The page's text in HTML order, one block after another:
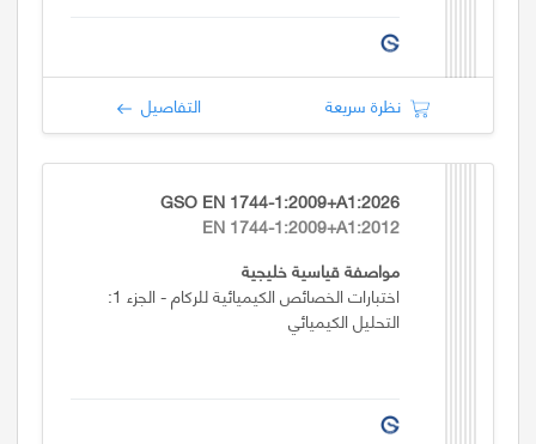
نظرة سريعة التفاصيل
GSO EN 1744-1:2009+A1:2026
EN 1744-1:2009+A1:2012
مواصفة قياسية خليجية
اختبارات الخصائص الكيميائية للركام - الجزء 1:
التحليل الكيميائي